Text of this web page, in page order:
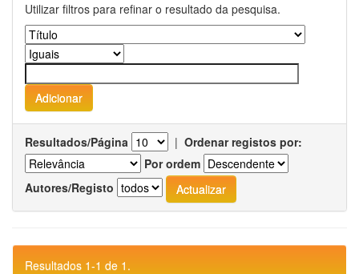
Utilizar filtros para refinar o resultado da pesquisa.
Resultados/Página | Ordenar registos por:
Por ordem
Autores/Registo
Resultados 1-1 de 1.